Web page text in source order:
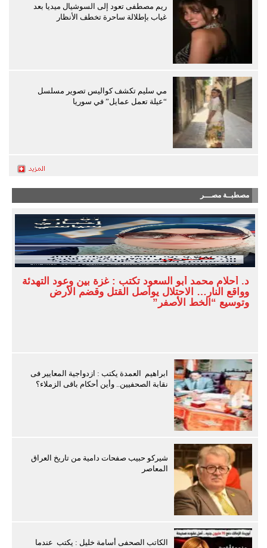
ريم مصطفى تعود إلى السوشيال ميديا بعد
غياب بإطلالة ساحرة تخطف الأنظار
مي سليم تكشف كواليس تصوير مسلسل
“عيلة تعمل عمايل” في سوريا
مصطبــة مصـــر
د. أحلام محمد أبو السعود تكتب : غزة بين وعود التهدئة
وواقع النار… الاحتلال يواصل القتل وقضم الأرض
وتوسيع “الخط الأصفر”
ابراهيم العمدة يكتب : ازدواجية المعايير فى
نقابة الصحفيين.. وأين أحكام باقى الزملاء؟
شيركو حبيب صفحات دامية من تاريخ العراق
المعاصر
الكاتب الصحفى أسامة خليل : يكتب عندما